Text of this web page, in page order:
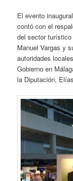
El evento
contó con el
del sector
Manuel Vargas y
autoridades
Gobierno en
la Diputación,